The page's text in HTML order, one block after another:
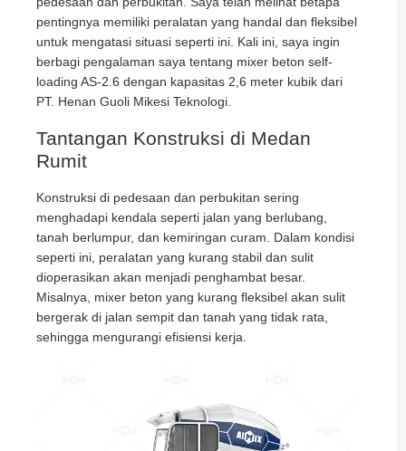
pentingnya memiliki peralatan yang handal dan fleksibel
untuk mengatasi situasi seperti ini. Kali ini, saya ingin
berbagi pengalaman saya tentang mixer beton self-
loading AS-2.6 dengan kapasitas 2,6 meter kubik dari
PT. Henan Guoli Mikesi Teknologi.
Tantangan Konstruksi di Medan
Rumit
Konstruksi di pedesaan dan perbukitan sering
menghadapi kendala seperti jalan yang berlubang,
tanah berlumpur, dan kemiringan curam. Dalam kondisi
seperti ini, peralatan yang kurang stabil dan sulit
dioperasikan akan menjadi penghambat besar.
Misalnya, mixer beton yang kurang fleksibel akan sulit
bergerak di jalan sempit dan tanah yang tidak rata,
sehingga mengurangi efisiensi kerja.